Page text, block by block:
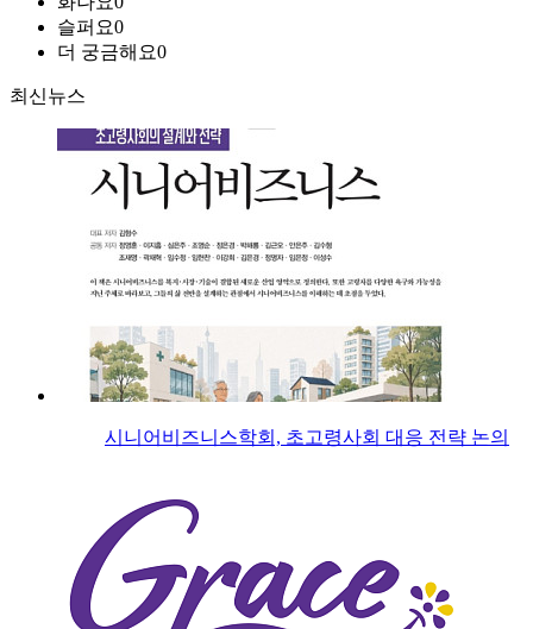
슬퍼요0
더 궁금해요0
최신뉴스
시니어비즈니스학회, 초고령사회 대응 전략 논의